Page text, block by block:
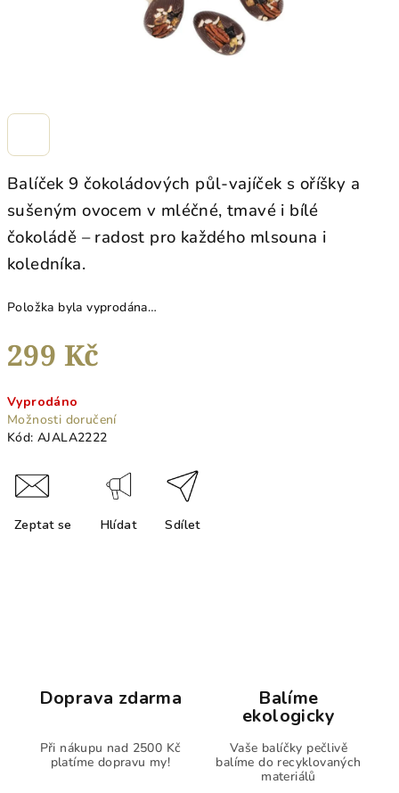
Balíček 9 čokoládových půl-vajíček s oříšky a
sušeným ovocem v mléčné, tmavé i bílé
čokoládě – radost pro každého mlsouna i
koledníka.
Položka byla vyprodána…
299 Kč
cena:
Vyprodáno
Možnosti doručení
Kód: AJALA2222
Zeptat se Hlídat Sdílet
Doprava zdarma
Při nákupu nad 2500 Kč
platíme dopravu my!
Balíme
ekologicky
Vaše balíčky pečlivě
balíme do recyklovaných
materiálů